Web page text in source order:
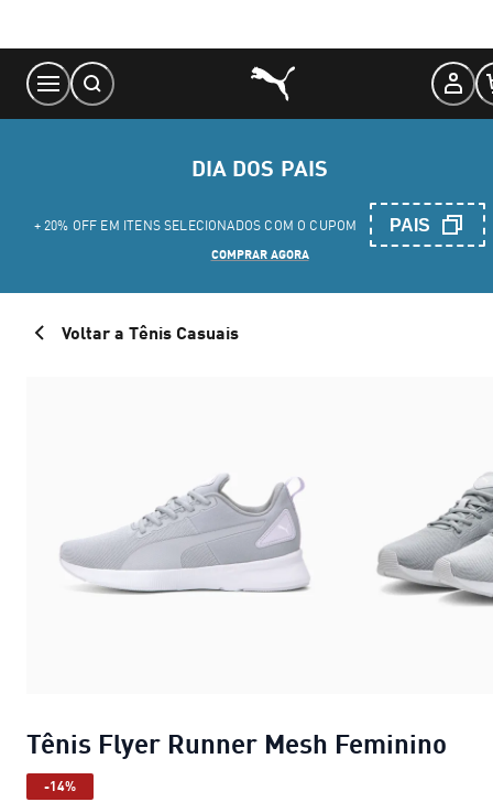
Content
DIA DOS PAIS
+ 20% OFF EM ITENS SELECIONADOS COM O CUPOM PAIS
COMPRAR AGORA
Voltar a Tênis Casuais
Tênis Flyer Runner Mesh Feminino
-14%